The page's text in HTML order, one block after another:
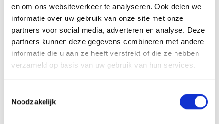
en om ons websiteverkeer te analyseren. Ook delen we
informatie over uw gebruik van onze site met onze
partners voor social media, adverteren en analyse. Deze
partners kunnen deze gegevens combineren met andere
informatie die u aan ze heeft verstrekt of die ze hebben
verzameld op basis van uw gebruik van hun services.
Noodzakelijk
Rijswijk
Nu geopend!
Info/prijzen
Utrecht
1250 units vanaf 3m3
Info/prijzen